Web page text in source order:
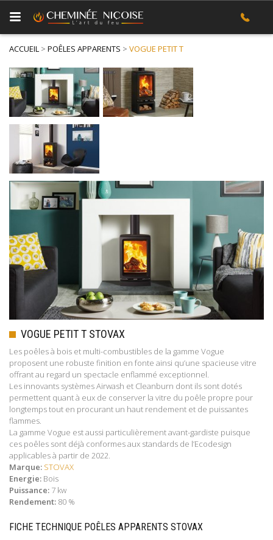
ACCUEIL > POÊLES APPARENTS > VOGUE PETIT T
VOGUE PETIT T STOVAX
Les poêles à bois et multi-combustibles de la gamme Vogue
proposent une robuste finition en fonte ainsi qu’une spacieuse vitre
offrant au regard un spectacle enflammé exceptionnel.
Les innovants systèmes Airwash et Cleanburn dont ils sont dotés
permettent quant à eux de conserver la vitre du poêle propre pour
longtemps tout en procurant un haut rendement et de puissantes
flammes.
La gamme Vogue est aussi particulièrement avant-gardiste puisque
ces poêles sont déjà conformes aux standards de l’Ecodesign
applicables à partir de 2022.
Marque: STOVAX
Energie: Bois
Puissance: 7 kw
Rendement: 80 %
FICHE TECHNIQUE POÊLES APPARENTS STOVAX